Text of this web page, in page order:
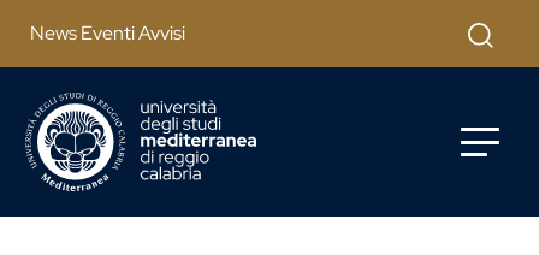
News Eventi Avvisi Cerca